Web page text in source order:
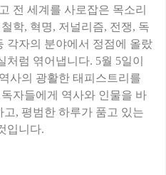
전 세계를 사로잡은 목소리
학, 혁명, 저널리즘, 전쟁, 독
각자의 분야에서 정점에 올랐
럼 엮어냅니다. 5월 5일이
사의 광활한 태피스트리를
자들에게 역사와 인물을 바
, 평범한 하루가 품고 있는